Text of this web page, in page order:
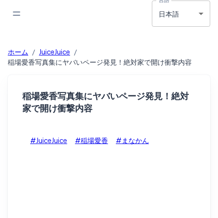
日本語
ホーム / JuiceJuice /
稲場愛香写真集にヤバいページ発見！絶対家で開け衝撃内容
稲場愛香写真集にヤバいページ発見！絶対
家で開け衝撃内容
#JuiceJuice #稲場愛香 #まなかん